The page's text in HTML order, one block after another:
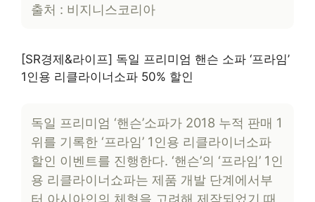
출처 : 비지니스코리아
[SR경제&라이프] 독일 프리미엄 핸슨 소파 ‘프라임’
1인용 리클라이너소파 50% 할인
독일 프리미엄 ‘핸슨’소파가 2018 누적 판매 1
위를 기록한 ‘프라임’ 1인용 리클라이너소파
할인 이벤트를 진행한다. ‘핸슨’의 ‘프라임’ 1인
용 리클라이너쇼파는 제품 개발 단계에서부
터 아시아인의 체형을 고려해 제작되었기 때